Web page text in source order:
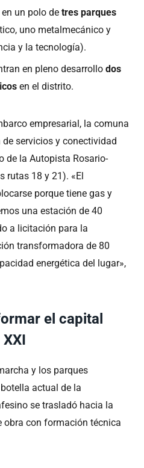
un polo de tres parques
uno metalmecánico y
y la tecnología).
en pleno desarrollo dos
en el distrito.
empresarial, la comuna
servicios y conectividad
de la Autopista Rosario-
rutas 18 y 21). «El
porque tiene gas y
una estación de 40
a licitación para la
transformadora de 80
energética del lugar»,
el capital
y los parques
actual de la
se trasladó hacia la
con formación técnica